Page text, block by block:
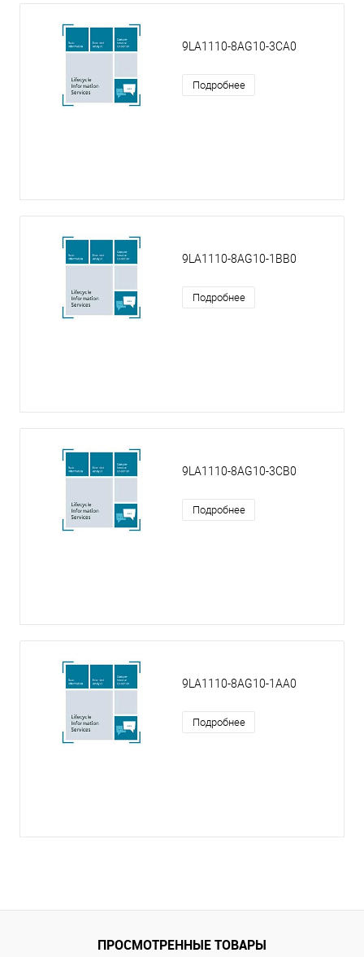
9LA1110-8AG10-3CA0
Подробнее
9LA1110-8AG10-1BB0
Подробнее
9LA1110-8AG10-3CB0
Подробнее
9LA1110-8AG10-1AA0
Подробнее
ПРОСМОТРЕННЫЕ ТОВАРЫ